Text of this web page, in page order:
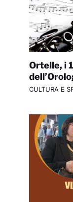
Ortelle, i
CULTURA E